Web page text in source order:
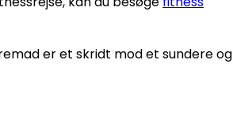
er et skridt mod et sundere og